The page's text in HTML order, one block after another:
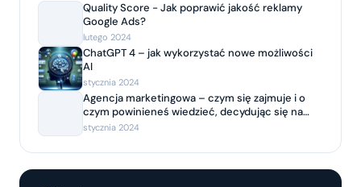
Quality Score - Jak poprawić jakość reklamy
Google Ads?
lutego 2024
ChatGPT 4 – jak wykorzystać nowe możliwości
AI
stycznia 2024
Agencja marketingowa – czym się zajmuje i o
czym powinieneś wiedzieć, decydując się na
współpracę?
stycznia 2024